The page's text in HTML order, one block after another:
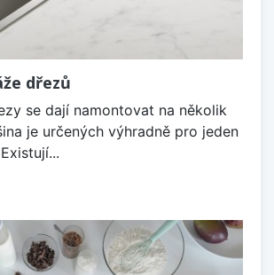
dřezů
se dají namontovat na několik
je určených výhradně pro jeden